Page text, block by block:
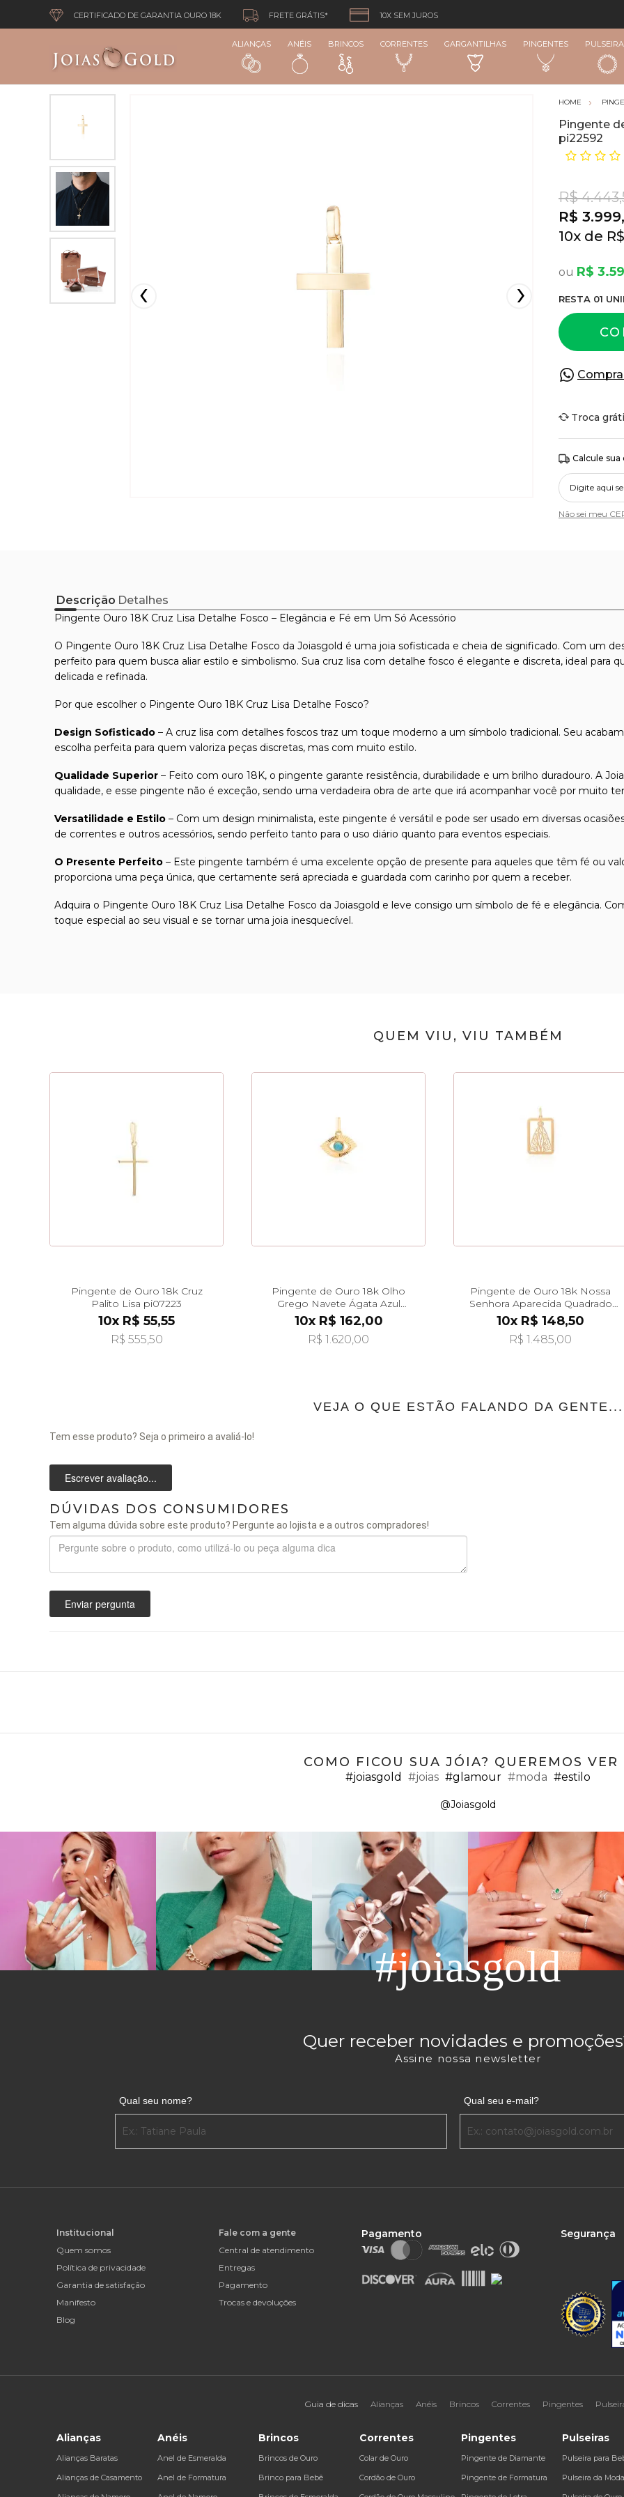
CERTIFICADO DE GARANTIA OURO 18K FRETE GRÁTIS* 10X SEM JUROS
ALIANÇAS ANÉIS BRINCOS CORRENTES GARGANTILHAS PINGENTES
Pingente
pi22592
R$
R$
10x
R$
RESTA 01
Troca
Calcule
Não sei meu
Descrição Detalhes
Pingente Ouro 18K Cruz Lisa Detalhe Fosco – Elegância e Fé em Um Só Acessório
O Pingente Ouro 18K Cruz Lisa Detalhe Fosco da Joiasgold é uma joia sofisticada e cheia de significado. Com um
perfeito para quem busca aliar estilo e simbolismo. Sua cruz lisa com detalhe fosco é elegante e discreta, ideal para
delicada e refinada.
Por que escolher o Pingente Ouro 18K Cruz Lisa Detalhe Fosco?
Design Sofisticado – A cruz lisa com detalhes foscos traz um toque moderno a um símbolo tradicional. Seu
escolha perfeita para quem valoriza peças discretas, mas com muito estilo.
Qualidade Superior – Feito com ouro 18K, o pingente garante resistência, durabilidade e um brilho duradouro. A
qualidade, e esse pingente não é exceção, sendo uma verdadeira obra de arte que irá acompanhar você por muito
Versatilidade e Estilo – Com um design minimalista, este pingente é versátil e pode ser usado em diversas
de correntes e outros acessórios, sendo perfeito tanto para o uso diário quanto para eventos especiais.
O Presente Perfeito – Este pingente também é uma excelente opção de presente para aqueles que têm fé ou
proporciona uma peça única, que certamente será apreciada e guardada com carinho por quem a receber.
Adquira o Pingente Ouro 18K Cruz Lisa Detalhe Fosco da Joiasgold e leve consigo um símbolo de fé e elegância.
toque especial ao seu visual e se tornar uma joia inesquecível.
QUEM VIU, VIU TAMBÉM
Pingente de Ouro 18k Cruz
Palito Lisa pi07223
10x R$ 55,55
R$ 555,50
Pingente de Ouro 18k Olho
Grego Navete Ágata Azul
pi24080
10x R$ 162,00
R$ 1.620,00
Pingente de Ouro 18k Nossa
Senhora Aparecida Quadrado
pi24292
10x R$ 148,50
R$ 1.485,00
VEJA O QUE ESTÃO FALANDO DA GENTE...
Tem esse produto? Seja o primeiro a avaliá-lo!
Escrever avaliação...
DÚVIDAS DOS CONSUMIDORES
Tem alguma dúvida sobre este produto? Pergunte ao lojista e a outros compradores!
Enviar pergunta
COMO FICOU SUA JÓIA? QUEREMOS VER
#joiasgold #joias #glamour #moda #estilo
@Joiasgold
#joiasgold
Quer receber novidades e
Assine nossa newsletter
Qual seu nome? Qual seu e-mail?
Institucional
Quem somos
Política de privacidade
Garantia de satisfação
Manifesto
Blog
Fale com a gente
Central de atendimento
Entregas
Pagamento
Trocas e devoluções
Pagamento Segurança
Guia de dicas Alianças Anéis Brincos Correntes Pingentes
Alianças
Alianças Baratas
Alianças de Casamento
Anéis
Anel de Esmeralda
Anel de Formatura
Brincos
Brincos de Ouro
Brinco para Bebê
Correntes
Colar de Ouro
Cordão de Ouro
Pingentes
Pingente de Diamante
Pingente de Formatura
Pulseiras
Pulseira para
Pulseira da Moda